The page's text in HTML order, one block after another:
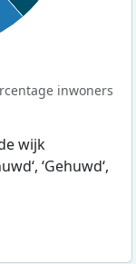
inwoners
wijk
‘Gehuwd‘,